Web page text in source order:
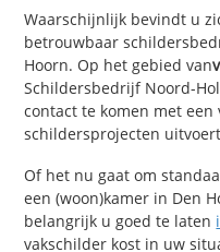
Waarschijnlijk bevindt u
betrouwbaar
Hoorn. Op het gebied van
Schildersbedrijf Noord-
contact te komen met
schildersprojecten
Of het nu gaat om
een (woon)kamer in Den
belangrijk u goed te laten
vakschilder kost in uw